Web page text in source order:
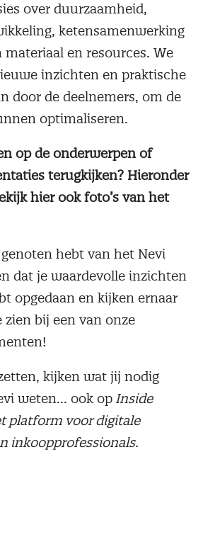
over duurzaamheid,
ketensamenwerking
materiaal en resources. We
inzichten en praktische
door de deelnemers, om de
optimaliseren.
op de onderwerpen of
terugkijken? Hieronder
hier ook foto’s van het
hebt van het Nevi
dat je waardevolle inzichten
opgedaan en kijken ernaar
bij een van onze
kijken wat jij nodig
weten... ook op Inside
platform voor digitale
inkoopprofessionals.